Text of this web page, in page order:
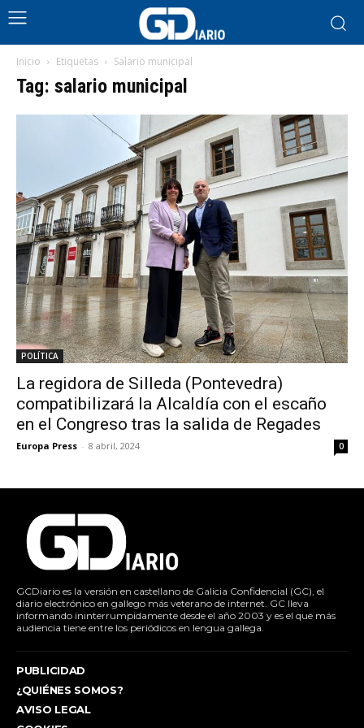
Inicio Etiquetas Salario municipal
Tag: salario municipal
POLÍTICA
La regidora de Silleda (Pontevedra)
compatibilizará la Alcaldía con el escaño
en el Congreso tras la salida de Regades
Europa Press - 8 abril, 2024 0
GCDiario es la versión en castellano de Galicia Confidencial (GC), el
diario electrónico en gallego más veterano de internet. GC lleva
informando ininterrumpidamente desde el año 2003 y es el que más
audiencia tiene entre los periódicos en lengua gallega.
PUBLICIDAD
¿QUIÉNES SOMOS?
AVISO LEGAL